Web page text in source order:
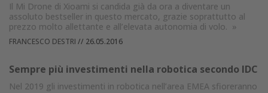
Il Mi Drone di Xioami si candida già da ora a diventare un
assoluto bestseller in questo mercato, grazie soprattutto al
prezzo molto allettante e all’elevata autonomia di volo. »
FRANCESCO DESTRI // 26.05.2016
Sempre più investimenti nella robotica secondo IDC
Nel 2019 gli investimenti in robotica nell’area EMEA sfioreranno